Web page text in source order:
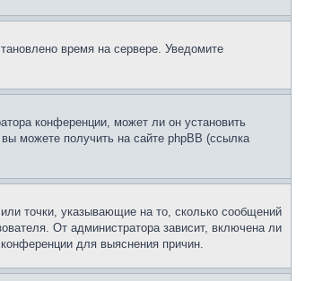
время на сервере. Уведомите
конференции, может ли он установить
можете получить на сайте phpBB (ссылка
точки, указывающие на то, сколько сообщений
От администратора зависит, включена ли
для выяснения причин.